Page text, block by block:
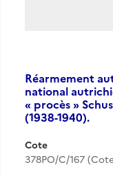
Réarmement
national
« procès »
(1938-1940).
Cote
378PO/C/167